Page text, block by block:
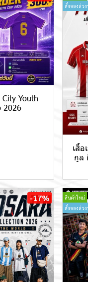
City Youth
2026
สั่งจองล่ว
เสื้อ
กูล
-17%
สินค้าใหม่
สั่งจองล่ว